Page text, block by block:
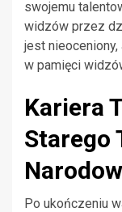
swojemu
widzów przez
jest nieoceniony,
w pamięci
Kariera
Starego
Po ukończeniu